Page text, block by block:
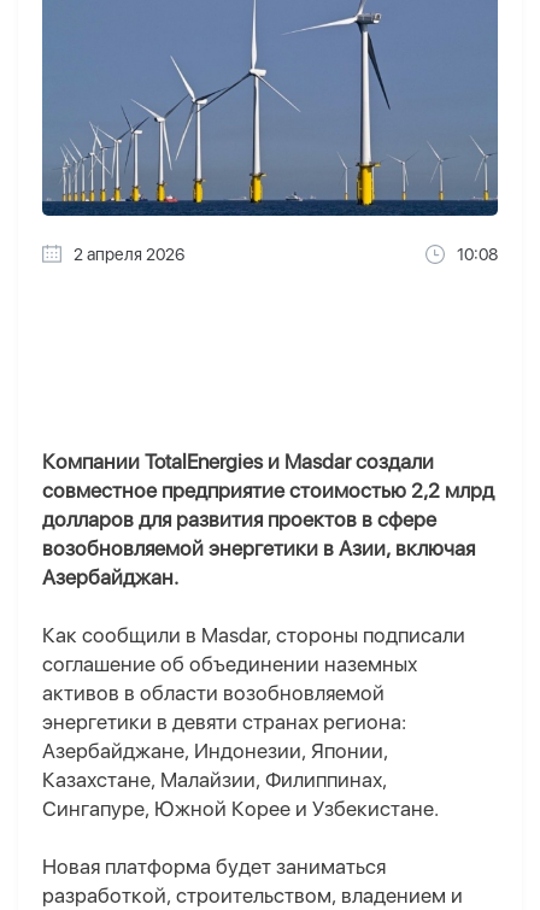
2 апреля 2026 10:08
Компании TotalEnergies и Masdar создали
совместное предприятие стоимостью 2,2 млрд
долларов для развития проектов в сфере
возобновляемой энергетики в Азии, включая
Азербайджан.
Как сообщили в Masdar, стороны подписали
соглашение об объединении наземных
активов в области возобновляемой
энергетики в девяти странах региона:
Азербайджане, Индонезии, Японии,
Казахстане, Малайзии, Филиппинах,
Сингапуре, Южной Корее и Узбекистане.
Новая платформа будет заниматься
разработкой, строительством, владением и